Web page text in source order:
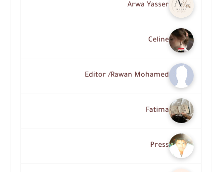
Arwa Yasser
Celine
Editor /Rawan Mohamed
Fatima
Press